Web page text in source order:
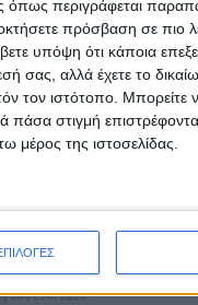
περιγράφεται
πρόσβαση σε πιο
υπόψη ότι κάποια
σας, αλλά έχετε το
τον ιστότοπο. Μπορείτε
στιγμή
μέρος της ιστοσελίδας.
στη Γαβαλού για τα
Γερμανικής Κατοχής
2026